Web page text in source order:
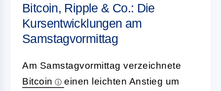
Bitcoin, Ripple & Co.: Die
Kursentwicklungen am
Samstagvormittag
Am Samstagvormittag verzeichnete
Bitcoin
einen leichten Anstieg um